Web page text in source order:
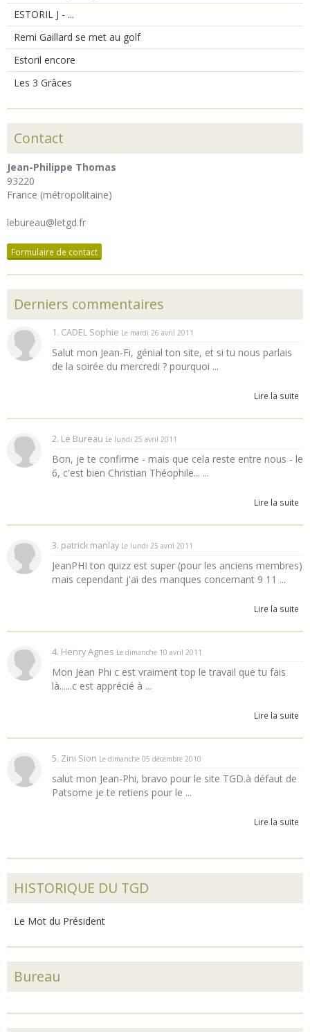
ESTORIL J - ...
Remi Gaillard se met au golf
Estoril encore
Les 3 Grâces
Contact
Jean-Philippe Thomas
93220
France (métropolitaine)
lebureau@letgd.fr
Formulaire de contact
Derniers commentaires
1. CADEL Sophie Le mardi 26 avril 2011
Salut mon Jean-Fi, génial ton site, et si tu nous parlais
de la soirée du mercredi ? pourquoi ...
Lire la suite
2. Le Bureau Le lundi 25 avril 2011
Bon, je te confirme - mais que cela reste entre nous - le
6, c'est bien Christian Théophile... ...
Lire la suite
3. patrick manlay Le lundi 25 avril 2011
JeanPHI ton quizz est super (pour les anciens membres)
mais cependant j'ai des manques concernant 9 11 ...
Lire la suite
4. Henry Agnes Le dimanche 10 avril 2011
Mon Jean Phi c est vraiment top le travail que tu fais
là......c est apprécié à ...
Lire la suite
5. Zini Sion Le dimanche 05 décembre 2010
salut mon Jean-Phi, bravo pour le site TGD.à défaut de
Patsome je te retiens pour le ...
Lire la suite
HISTORIQUE DU TGD
Le Mot du Président
Bureau